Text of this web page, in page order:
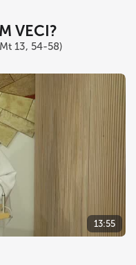
VECI?
13, 54-58)
13:55